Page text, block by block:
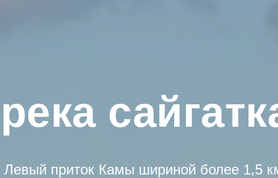
река
Левый приток Камы шириной более 1,5